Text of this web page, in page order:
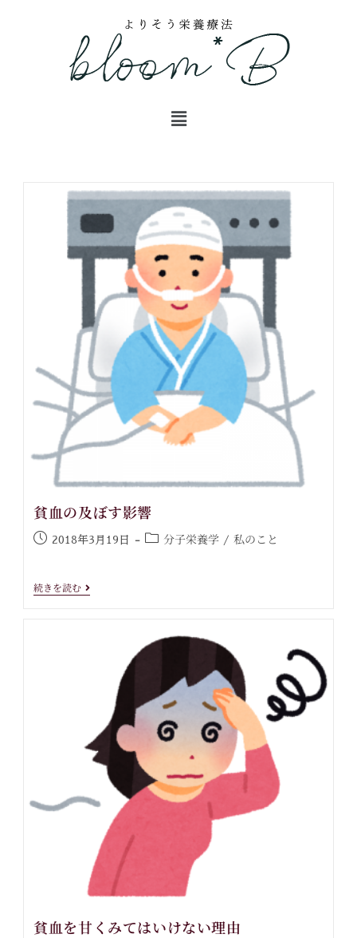
貧血の及ぼす影響
2018年3月19日 分子栄養学 / 私のこと
続きを読む
貧血を甘くみてはいけない理由